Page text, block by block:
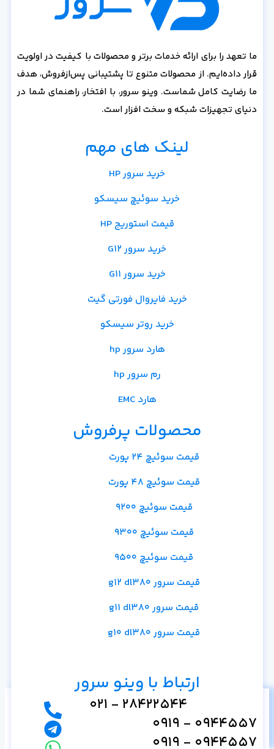
مشاوره رایگان و خرید
ما تعهد را برای ارائه خدمات برتر و محصولات با کیفیت در اولویت
قرار داده‌ایم. از محصولات متنوع تا پشتیبانی پس‌از‌فروش، هدف
ما رضایت کامل شماست. وینو سرور، با افتخار، راهنمای شما در
دنیای تجهیزات شبکه و سخت افزار است.
لینک های مهم
خرید سرور HP
خرید سوئیچ سیسکو
قیمت استوریج HP
خرید سرور G12
خرید سرور G11
خرید فایروال فورتی گیت
خرید روتر سیسکو
هارد سرور hp
رم سرور hp
هارد EMC
محصولات پرفروش
قیمت سوئیچ 24 پورت
قیمت سوئیچ 48 پورت
قیمت سوئیچ 9200
قیمت سوئیچ 9300
قیمت سوئیچ 9500
قیمت سرور g12 dl380
قیمت سرور g11 dl380
قیمت سرور g10 dl380
ارتباط با وینو سرور
28422544 - 021
0944557 - 0919
0944557 - 0919